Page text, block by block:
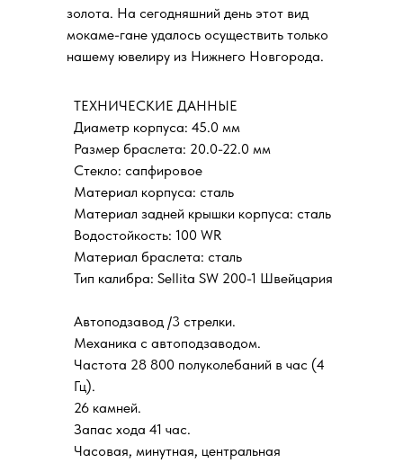
ТЕХНИЧЕСКИЕ ДАННЫЕ
Диаметр корпуса: 45.0 мм
Размер браслета: 20.0-22.0 мм
Стекло: сапфировое
Материал корпуса: сталь
Материал задней крышки корпуса: сталь
Водостойкость: 100 WR
Материал браслета: сталь
Тип калибра: Sellita SW 200-1 Швейцария
Автоподзавод /3 стрелки.
Механика с автоподзаводом.
Частота 28 800 полуколебаний в час (4
Гц).
26 камней.
Запас хода 41 час.
Часовая, минутная, центральная
золота. На сегодняшний день этот вид
мокаме-гане удалось осуществить только
нашему ювелиру из Нижнего Новгорода.